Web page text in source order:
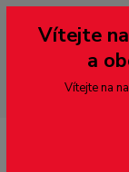
--- pro zákazníky ze
přepněte si e-shop
dobírky – pokud si
domluvě zaslána
případě bude
Vítejte
a
Vítejte na